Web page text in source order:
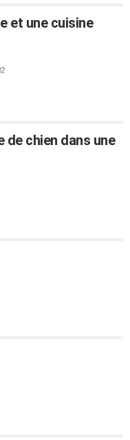
et une cuisine
de chien dans une